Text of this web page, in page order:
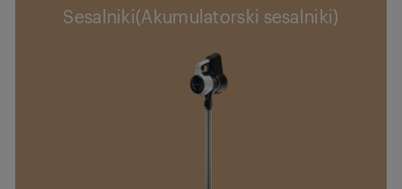
Sesalniki(Akumulatorski sesalniki)